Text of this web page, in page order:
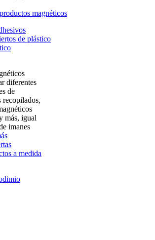
magnéticos
de plástico
diferentes
de
recopilados,
más, igual
imanes
a medida